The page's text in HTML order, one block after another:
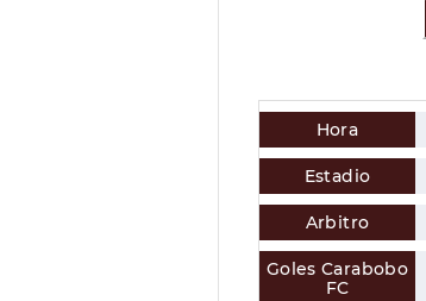
Hora
Estadio
Arbitro
Goles Carabobo
FC